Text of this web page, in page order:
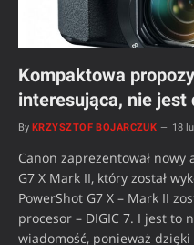
Kompaktowa
interesująca, nie jest
By KRZYSZTOF BOJARCZUK 18
Canon zaprezentował
G7 X Mark II, który został
PowerShot G7 X – Mark II
procesor – DIGIC 7. I jest to
wiadomość, ponieważ